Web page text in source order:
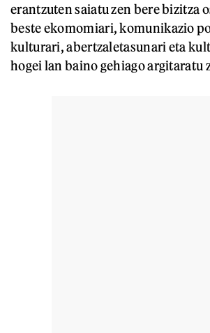
erantzuten saiatu zen bere bizitza
beste ekomomiari, komunikazio
kulturari, abertzaletasunari eta
hogei lan baino gehiago argitaratu